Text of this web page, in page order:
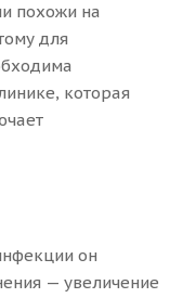
похожи на
для
которая
он
— увеличение